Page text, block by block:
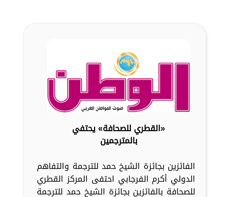
«القطري للصحافة» يحتفي
بالمترجمين
الفائزين بجائزة الشيخ حمد للترجمة والتفاهم
الدولي أكرم الفرجابي احتفى المركز القطري
للصحافة بالفائزين بجائزة الشيخ حمد للترجمة